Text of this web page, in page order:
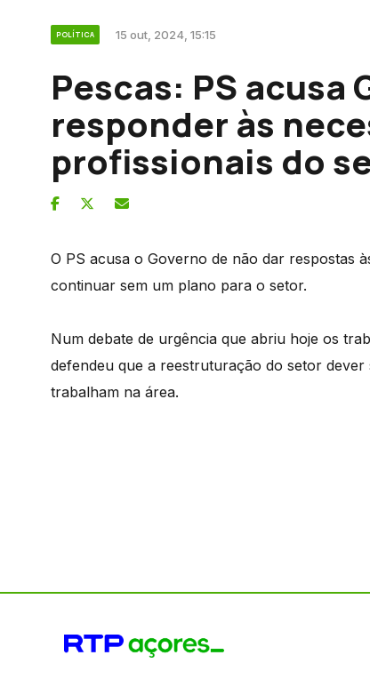
POLÍTICA 15 out, 2024, 15:15
Pescas: PS acusa
responder às
profissionais do
O PS acusa o Governo de não dar respostas
continuar sem um plano para o setor.
Num debate de urgência que abriu hoje os
defendeu que a reestruturação do setor
trabalham na área.